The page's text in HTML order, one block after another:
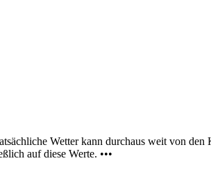
Wetter kann durchaus weit von
auf diese Werte. •••